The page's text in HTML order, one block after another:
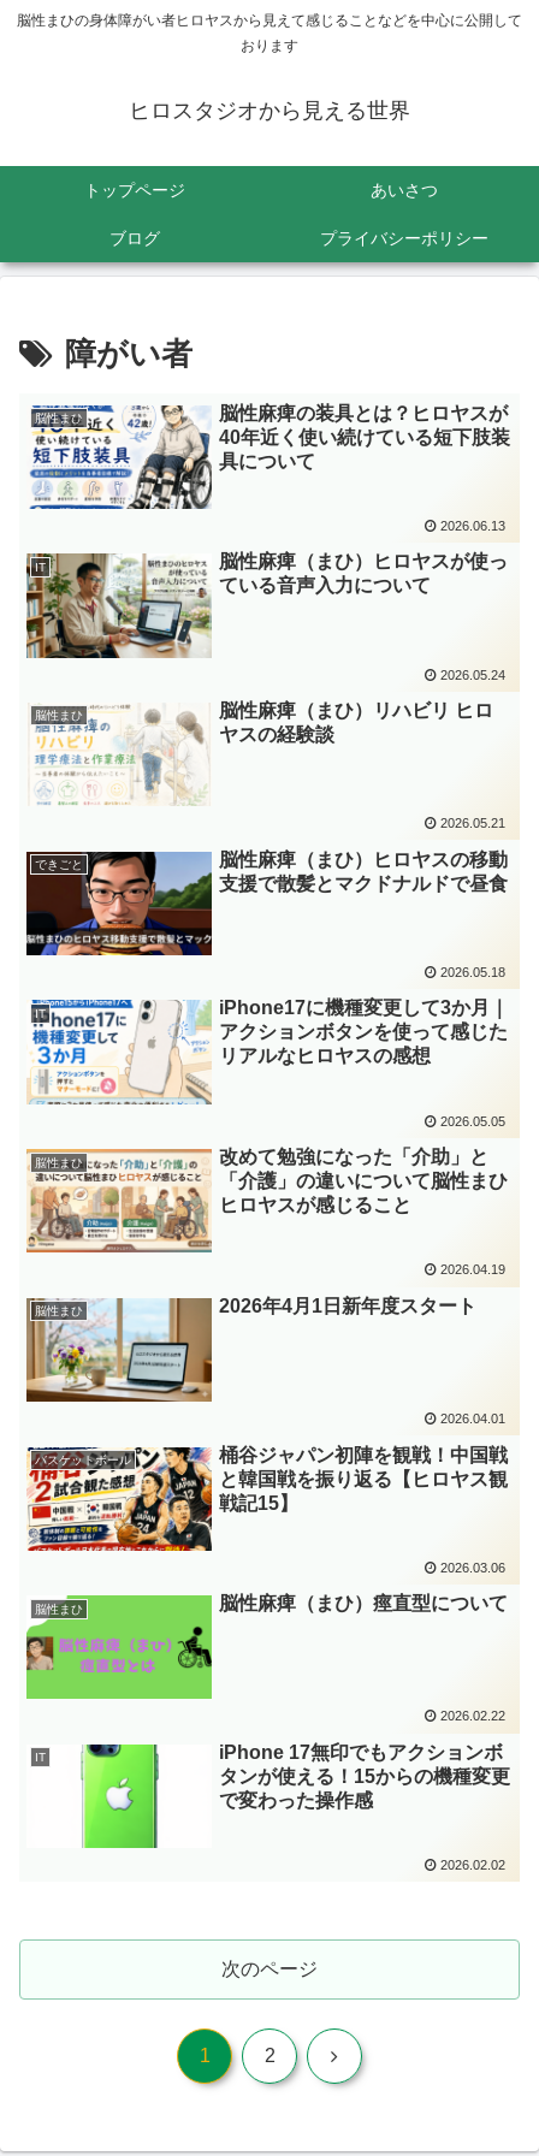
脳性まひの身体障がい者ヒロヤスから見えて感じることなどを中心に公開して
おります
ヒロスタジオから見える世界
トップページ あいさつ
ブログ プライバシーポリシー
障がい者
脳性まひ
脳性麻痺の装具とは？ヒロヤスが
40年近く使い続けている短下肢装
具について
2026.06.13
IT
脳性麻痺（まひ）ヒロヤスが使っ
ている音声入力について
2026.05.24
脳性まひ
脳性麻痺（まひ）リハビリ ヒロ
ヤスの経験談
2026.05.21
できごと
脳性麻痺（まひ）ヒロヤスの移動
支援で散髪とマクドナルドで昼食
2026.05.18
IT
iPhone17に機種変更して3か月｜
アクションボタンを使って感じた
リアルなヒロヤスの感想
2026.05.05
脳性まひ
改めて勉強になった「介助」と
「介護」の違いについて脳性まひ
ヒロヤスが感じること
2026.04.19
脳性まひ 2026年4月1日新年度スタート
2026.04.01
バスケットボール
桶谷ジャパン初陣を観戦！中国戦
と韓国戦を振り返る【ヒロヤス観
戦記15】
2026.03.06
脳性まひ 脳性麻痺（まひ）痙直型について
2026.02.22
IT
iPhone 17無印でもアクションボ
タンが使える！15からの機種変更
で変わった操作感
2026.02.02
次のページ
1 2 次